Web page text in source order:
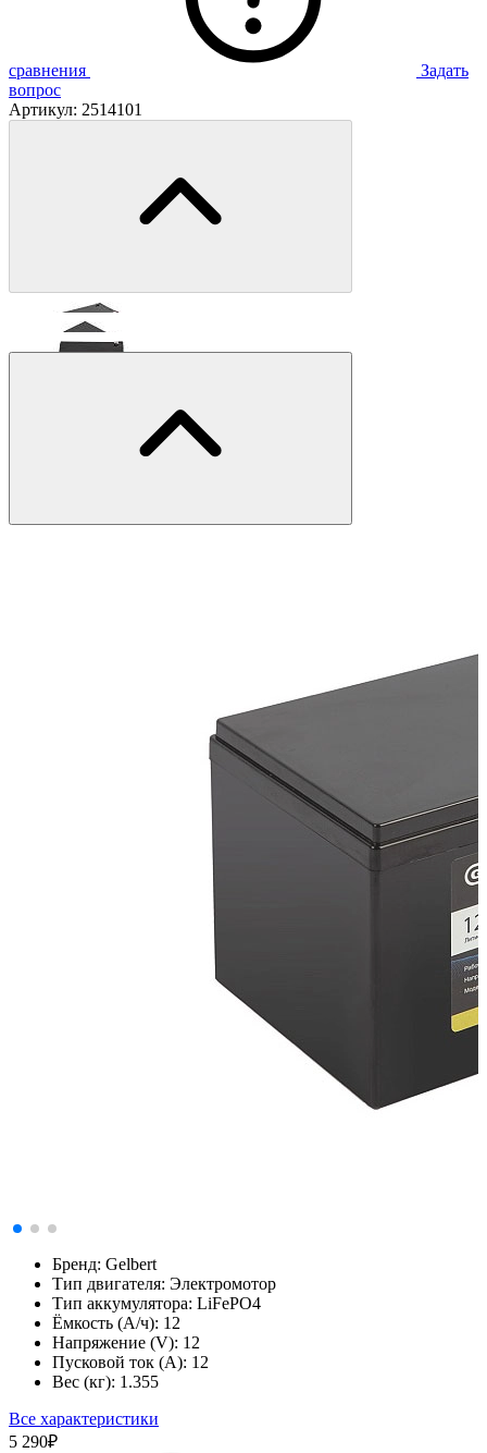
сравнения
Задать
вопрос
Артикул: 2514101
Бренд: Gelbert
Тип двигателя: Электромотор
Тип аккумулятора: LiFePO4
Ёмкость (А/ч): 12
Напряжение (V): 12
Пусковой ток (А): 12
Вес (кг): 1.355
Все характеристики
5 290₽